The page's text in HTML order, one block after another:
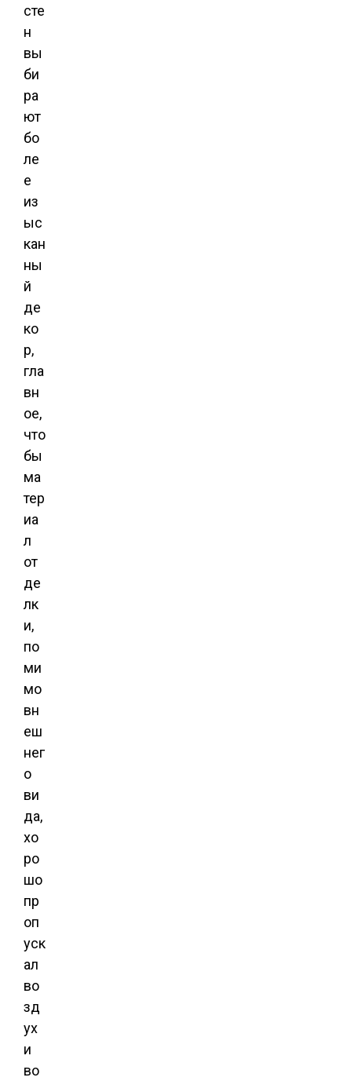
сте
н
вы
би
ра
ют
бо
ле
е
из
ыс
кан
ны
й
де
ко
р,
гла
вн
ое,
что
бы
ма
тер
иа
л
от
де
лк
и,
по
ми
мо
вн
еш
нег
о
ви
да,
хо
ро
шо
пр
оп
уск
ал
во
зд
ух
и
во